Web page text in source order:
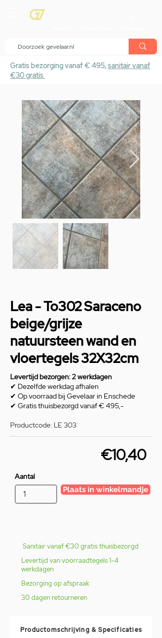
Gratis bezorging vanaf € 495,sanitair vanaf
€30 gratis
Lea - To302 Saraceno
beige/grijze
natuursteen wand en
vloertegels 32X32cm
Levertijd bezorgen: 2 werkdagen
✔ Dezelfde werkdag afhalen
✔ Op voorraad bij Gevelaar in Enschede
✔ Gratis thuisbezorgd vanaf € 495,-
Productcode: LE 303
€10,40
Aantal
Plaats in winkelmandje
Sanitair vanaf €30 gratis thuisbezorgd
Levertijd van voorraadtegels 1-4
werkdagen
Bezorging op afspraak
30 dagen retourneren
Productomschrijving & Specificaties